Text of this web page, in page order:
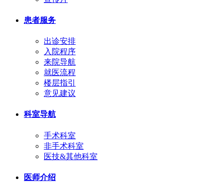
患者服务
出诊安排
入院程序
来院导航
就医流程
楼层指引
意见建议
科室导航
手术科室
非手术科室
医技&其他科室
医师介绍